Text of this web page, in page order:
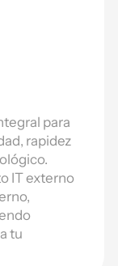
para
rapidez
IT externo
tu